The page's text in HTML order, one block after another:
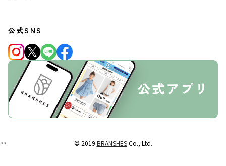
公式SNS
© 2019 BRANSHESCo., Ltd.
""